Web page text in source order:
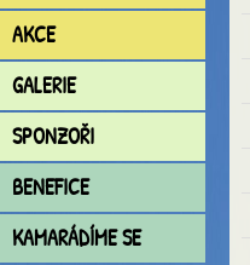
AKCE
GALERIE
SPONZOŘI
BENEFICE
KAMARÁDÍME SE